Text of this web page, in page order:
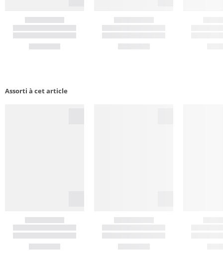
Assorti à cet article